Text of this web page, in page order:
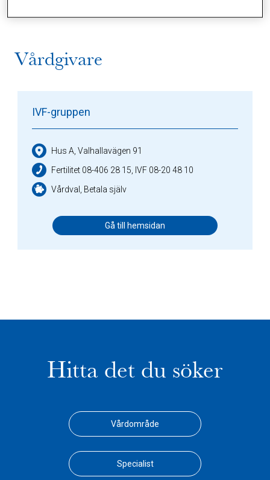
Vårdgivare
IVF-gruppen
Hus A, Valhallavägen 91
Fertilitet 08-406 28 15, IVF 08-20 48 10
Vårdval, Betala själv
Gå till hemsidan
Hitta det du söker
Vårdområde
Specialist